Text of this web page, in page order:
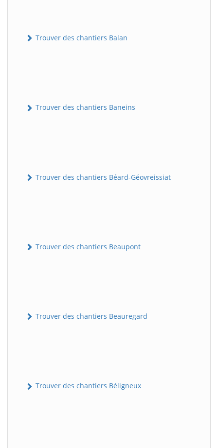
Trouver des chantiers Balan
Trouver des chantiers Baneins
Trouver des chantiers Béard-Géovreissiat
Trouver des chantiers Beaupont
Trouver des chantiers Beauregard
Trouver des chantiers Béligneux